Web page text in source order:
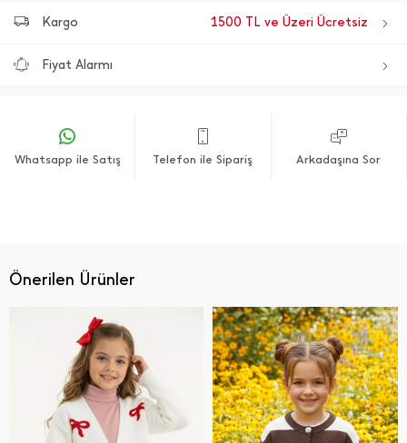
Kargo 1500 TL ve Üzeri Ücretsiz
Fiyat Alarmı
Whatsapp ile Satış Telefon ile Sipariş Arkadaşına Sor
Önerilen Ürünler